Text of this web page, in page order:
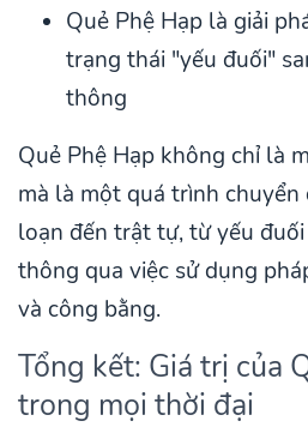
Quẻ Phệ Hạp là giải
trạng thái "yếu đuối"
thông
Quẻ Phệ Hạp không chỉ là
mà là một quá trình
loạn đến trật tự, từ yếu
thông qua việc sử dụng
và công bằng.
Tổng kết: Giá trị của
trong mọi thời đại